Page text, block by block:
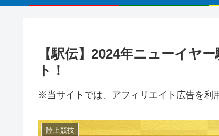
【駅伝】2024年ニューイヤ
ト！
※当サイトでは、アフィリエイト広告を利
陸上競技